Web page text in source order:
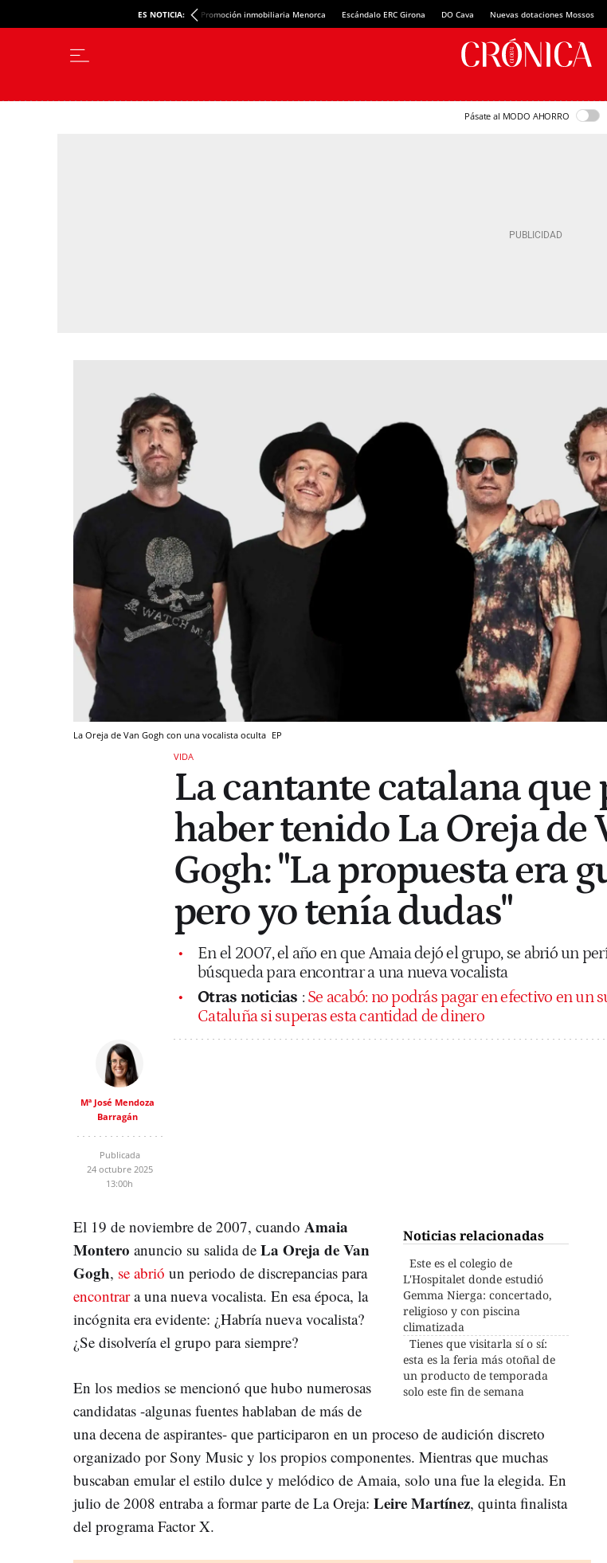
ES NOTICIA: Promoción inmobiliaria Menorca Escándalo ERC Girona DO Cava Nuevas dotaciones Mossos
Pásate al MODO AHORRO
La Oreja de Van Gogh con una vocalista oculta EP
VIDA
La cantante catalana
haber tenido La Oreja de
Gogh: "La propuesta era
pero yo tenía dudas"
En el 2007, el año en que Amaia dejó el grupo, se abrió un
búsqueda para encontrar a una nueva vocalista
Otras noticias : Se acabó: no podrás pagar en efectivo en un
Cataluña si superas esta cantidad de dinero
Mª José Mendoza
Barragán
Publicada
24 octubre 2025
13:00h
Noticias relacionadas
Este es el colegio de
L'Hospitalet donde estudió
Gemma Nierga: concertado,
religioso y con piscina
climatizada
Tienes que visitarla sí o sí:
esta es la feria más otoñal de
un producto de temporada
solo este fin de semana
El 19 de noviembre de 2007, cuando Amaia
Montero anuncio su salida de La Oreja de Van
Gogh, se abrió un periodo de discrepancias para
encontrara una nueva vocalista. En esa época, la
incógnita era evidente: ¿Habría nueva vocalista?
¿Se disolvería el grupo para siempre?
En los medios se mencionó que hubo numerosas
candidatas -algunas fuentes hablaban de más de
una decena de aspirantes- que participaron en un proceso de audición discreto
organizado por Sony Music y los propios componentes. Mientras que muchas
buscaban emular el estilo dulce y melódico de Amaia, solo una fue la elegida. En
julio de 2008 entraba a formar parte de La Oreja: Leire Martínez, quinta finalista
del programa Factor X.